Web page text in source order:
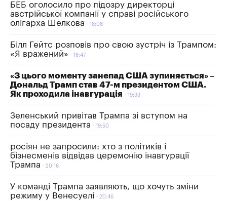
БЕБ оголосило про підозру директорці
австрійської компанії у справі російського
олігарха Шелкова
18:08
Білл Гейтс розповів про свою зустріч із Трампом:
«Я вражений»
18:47
«З цього моменту занепад США зупиняється» –
Дональд Трамп став 47-м президентом США.
Як проходила інавгурація
19:33
Зеленський привітав Трампа зі вступом на
посаду президента
19:50
росіян не запросили: хто з політиків і
бізнесменів відвідав церемонію інавгурації
Трампа
20:16
У команді Трампа заявляють, що хочуть зміни
режиму у Венесуелі
20:46